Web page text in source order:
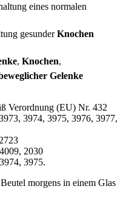
eines normalen
gesunderKnochen
, Knochen,
Gelenke
Verordnung (EU) Nr. 432
3974, 3975, 3976, 3977,
2030
3975.
morgens in einem Glas